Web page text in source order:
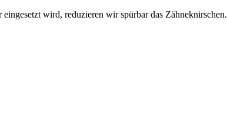
wird, reduzieren wir spürbar das Zähneknirschen.